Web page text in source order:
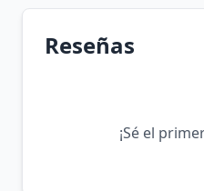
Reseñas
¡Sé el